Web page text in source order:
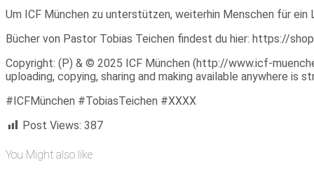
Um ICF München zu unterstützen, weiterhin Menschen für
Bücher von Pastor Tobias Teichen findest du hier: https://
Copyright: (P) & © 2025 ICF München (http://www.icf-
uploading, copying, sharing and making available anywhere is
#ICFMünchen #TobiasTeichen #XXXX
Post Views: 387
You Might also like